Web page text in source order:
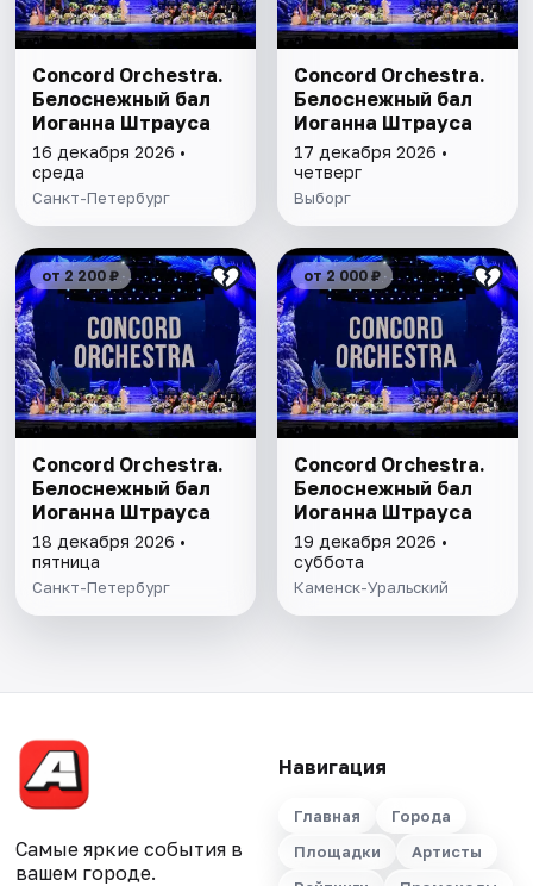
Concord Orchestra.
Белоснежный бал
Иоганна Штрауса
16 декабря 2026 •
среда
Санкт-Петербург
Concord Orchestra.
Белоснежный бал
Иоганна Штрауса
17 декабря 2026 •
четверг
Выборг
от 2 200 ₽
Concord Orchestra.
Белоснежный бал
Иоганна Штрауса
18 декабря 2026 •
пятница
Санкт-Петербург
от 2 000 ₽
Concord Orchestra.
Белоснежный бал
Иоганна Штрауса
19 декабря 2026 •
суббота
Каменск-Уральский
Самые яркие события в
вашем городе.
Навигация
Главная
Города
Площадки
Артисты